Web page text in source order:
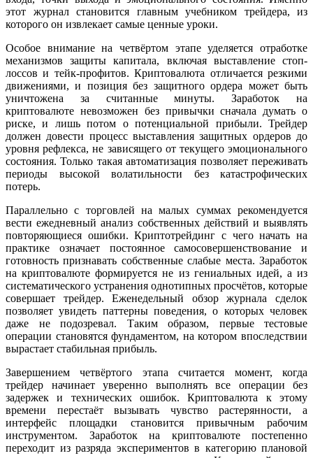
этот журнал становится главным учебником трейдера, из
которого он извлекает самые ценные уроки.
Особое внимание на четвёртом этапе уделяется отработке
механизмов защиты капитала, включая выставление стоп-
лоссов и тейк-профитов. Криптовалюта отличается резкими
движениями, и позиция без защитного ордера может быть
уничтожена за считанные минуты. Заработок на
криптовалюте невозможен без привычки сначала думать о
риске, и лишь потом о потенциальной прибыли. Трейдер
должен довести процесс выставления защитных ордеров до
уровня рефлекса, не зависящего от текущего эмоционального
состояния. Только такая автоматизация позволяет переживать
периоды высокой волатильности без катастрофических
потерь.
Параллельно с торговлей на малых суммах рекомендуется
вести ежедневный анализ собственных действий и выявлять
повторяющиеся ошибки. Криптотрейдинг с чего начать на
практике означает постоянное самосовершенствование и
готовность признавать собственные слабые места. Заработок
на криптовалюте формируется не из гениальных идей, а из
систематического устранения однотипных просчётов, которые
совершает трейдер. Еженедельный обзор журнала сделок
позволяет увидеть паттерны поведения, о которых человек
даже не подозревал. Таким образом, первые тестовые
операции становятся фундаментом, на котором впоследствии
вырастает стабильная прибыль.
Завершением четвёртого этапа считается момент, когда
трейдер начинает уверенно выполнять все операции без
задержек и технических ошибок. Криптовалюта к этому
времени перестаёт вызывать чувство растерянности, а
интерфейс площадки становится привычным рабочим
инструментом. Заработок на криптовалюте постепенно
переходит из разряда экспериментов в категорию плановой